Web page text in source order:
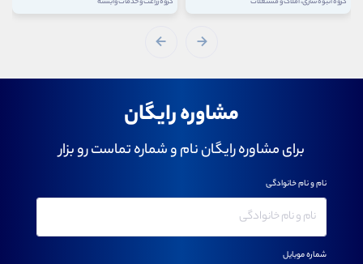
مشاوره رایگان
برای مشاوره رایگان نام و شماره تماست رو بزار
نام و نام خانوادگی
شماره موبایل